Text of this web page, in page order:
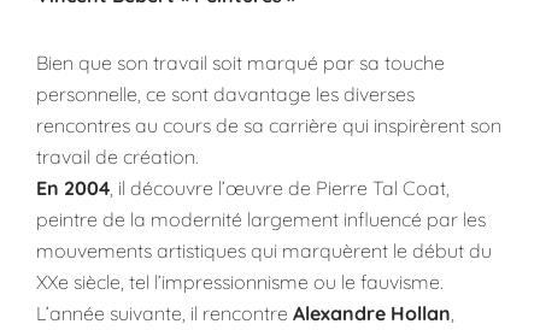
Bien que son travail soit marqué par sa touche
personnelle, ce sont davantage les diverses
rencontres au cours de sa carrière qui inspirèrent son
travail de création.
En 2004 , il découvre l’œuvre de Pierre Tal Coat,
peintre de la modernité largement influencé par les
mouvements artistiques qui marquèrent le début du
XXe siècle, tel l’impressionnisme ou le fauvisme.
L’année suivante, il rencontre Alexandre Hollan